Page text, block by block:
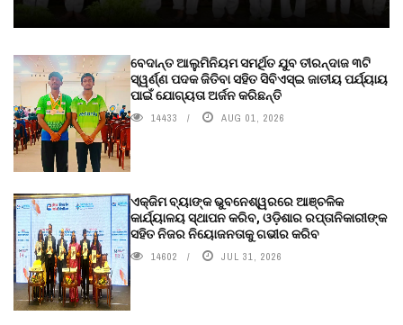
ବେଦାନ୍ତ ଆଲୁମିନିୟମ ସମର୍ଥିତ ଯୁବ ତୀରନ୍ଦାଜ ୩ଟି
ସ୍ୱର୍ଣ୍ଣ ପଦକ ଜିତିବା ସହିତ ସିବିଏସ୍ଇ ଜାତୀୟ ପର୍ଯ୍ୟାୟ
ପାଇଁ ଯୋଗ୍ୟତା ଅର୍ଜନ କରିଛନ୍ତି
14433 AUG 01, 2026
ଏକ୍ଜିମ ବ୍ୟାଙ୍କ ଭୁବନେଶ୍ୱରରେ ଆଞ୍ଚଳିକ
କାର୍ଯ୍ୟାଳୟ ସ୍ଥାପନ କରିବ, ଓଡ଼ିଶାର ରପ୍ତାନିକାରୀଙ୍କ
ସହିତ ନିଜର ନିୟୋଜନତାକୁ ଗଭୀର କରିବ
14602 JUL 31, 2026